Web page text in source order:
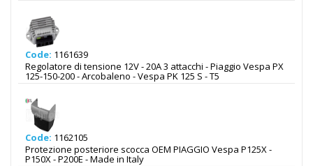
Code: 1161639
Regolatore di tensione 12V - 20A 3 attacchi - Piaggio Vespa PX
125-150-200 - Arcobaleno - Vespa PK 125 S - T5
Code: 1162105
Protezione posteriore scocca OEM PIAGGIO Vespa P125X -
P150X - P200E - Made in Italy